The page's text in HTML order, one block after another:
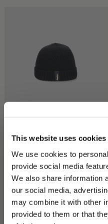
This website uses cookies
We use cookies to
provide social media
We also share information
our social media,
may combine it with other
provided to them or that
PLEASE CHOOSE
185,00 €
+2